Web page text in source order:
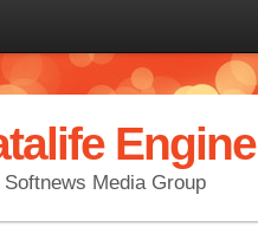
Engine
Softnews Media Group